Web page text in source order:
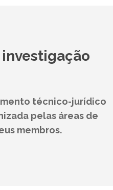
técnico-jurídico
pelas áreas de
membros.